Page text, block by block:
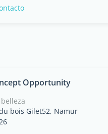
Opportunity
bois Gilet52, Namur